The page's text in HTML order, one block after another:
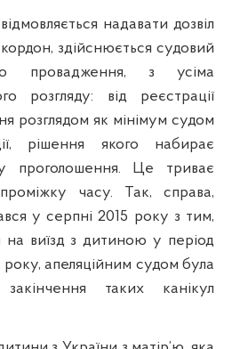
відмовляється надавати дозвіл
здійснюється судовий
провадження, з усіма
розгляду: від реєстрації
розглядом як мінімум судом
рішення якого набирає
проголошення. Це триває
часу. Так, справа,
у серпні 2015 року з тим,
на виїзд з дитиною у період
року, апеляційним судом була
таких канікул